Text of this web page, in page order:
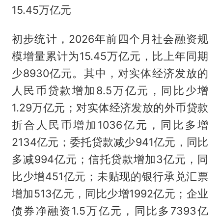
15.45万亿元
初步统计，2026年前四个月社会融资规
模增量累计为15.45万亿元，比上年同期
少8930亿元。其中，对实体经济发放的
人民币贷款增加8.5万亿元，同比少增
1.29万亿元；对实体经济发放的外币贷款
折合人民币增加1036亿元，同比多增
2134亿元；委托贷款减少941亿元，同比
多减994亿元；信托贷款增加3亿元，同
比少增451亿元；未贴现的银行承兑汇票
增加513亿元，同比少增1992亿元；企业
债券净融资1.5万亿元，同比多7393亿